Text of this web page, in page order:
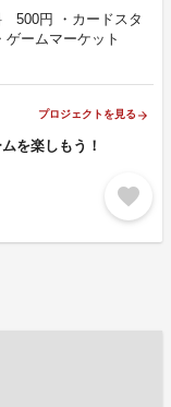
500円 ・カードスタ
ームマーケット
プロジェクトを見る arrow_forward
を楽しもう！
favorite